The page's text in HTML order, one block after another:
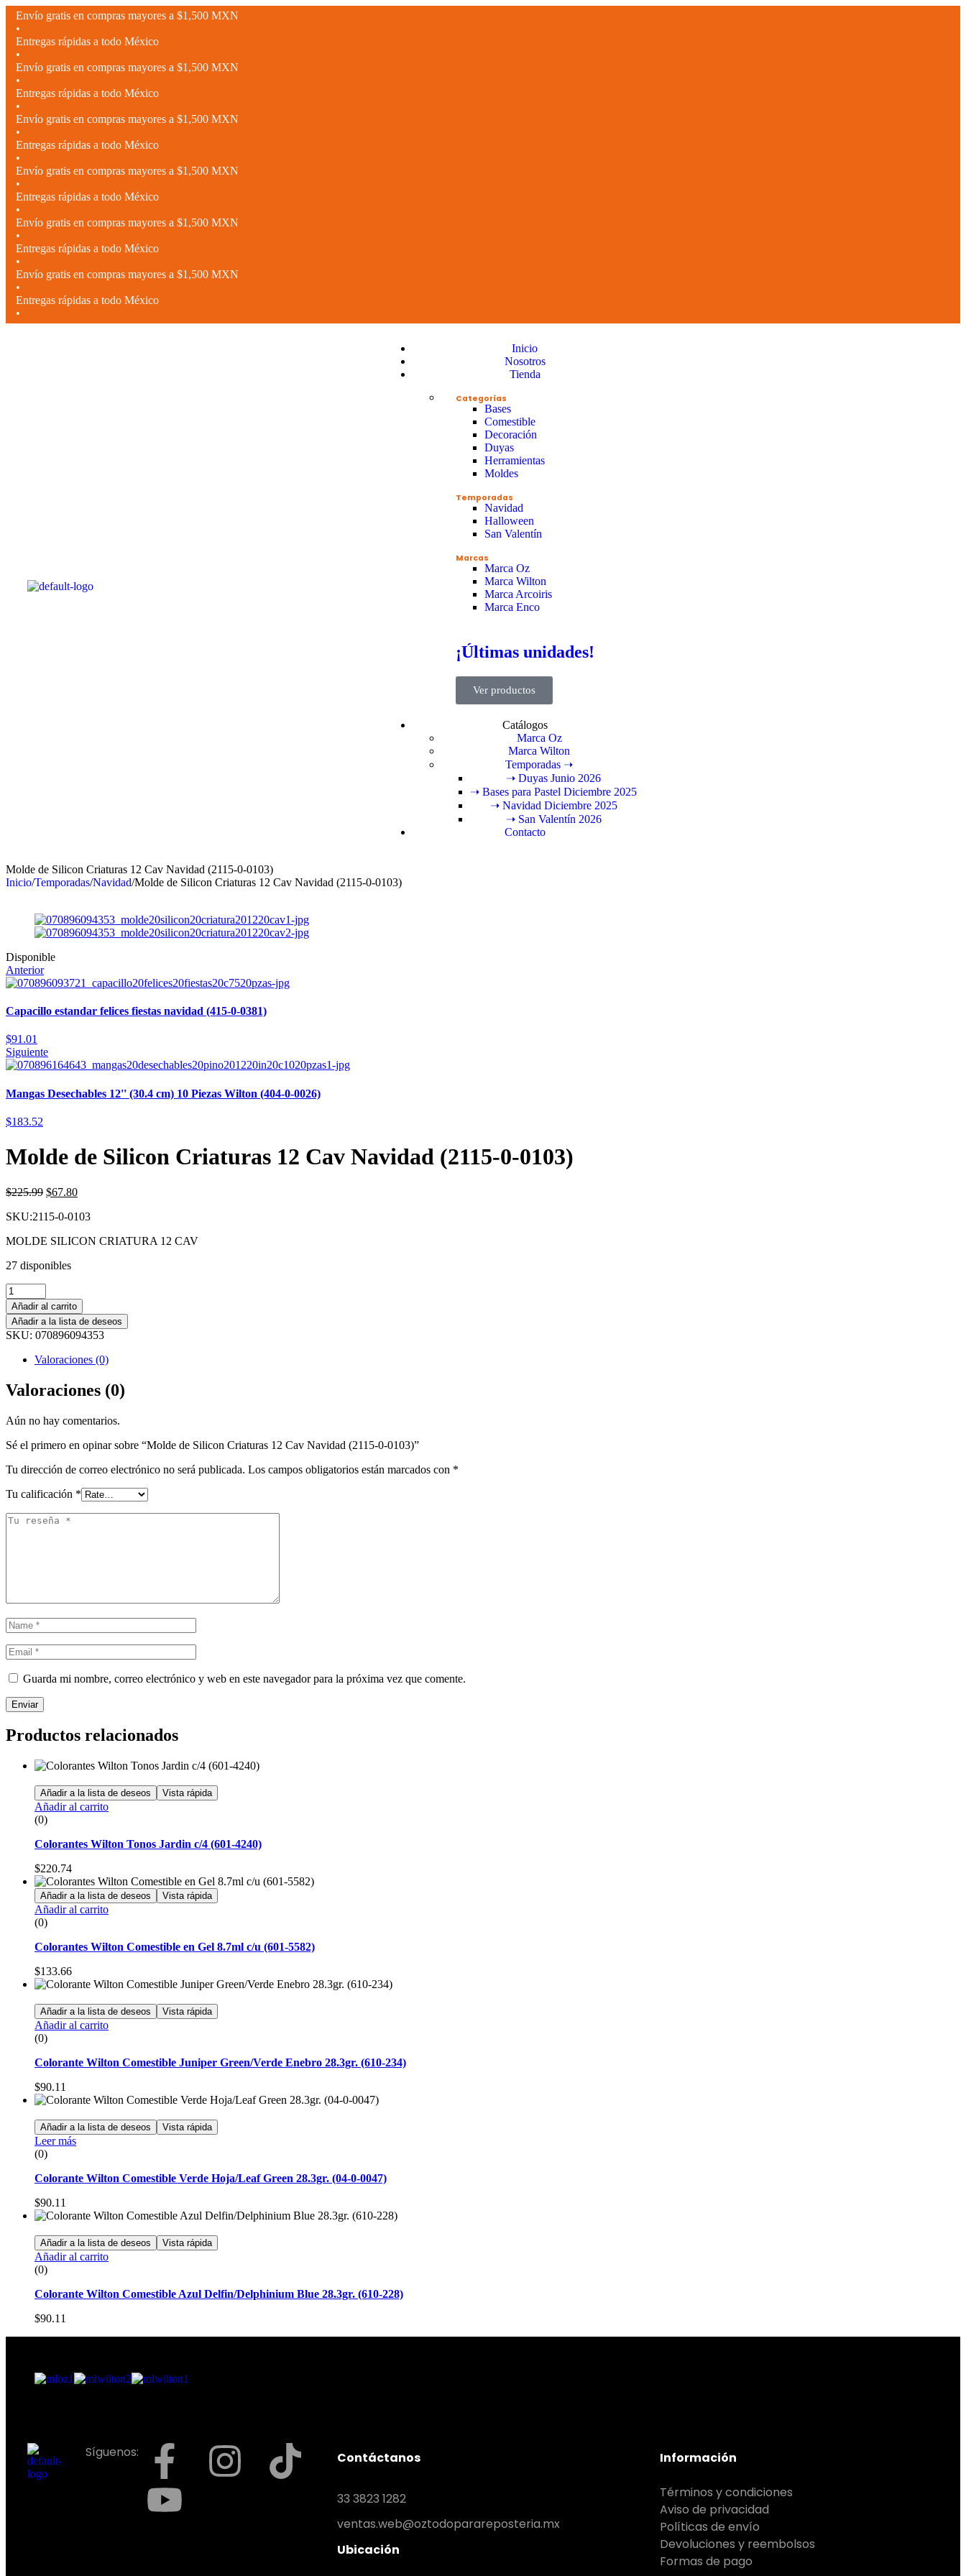
Envío gratis en compras mayores a $1,500 MXN
•
Entregas rápidas a todo México
•
Envío gratis en compras mayores a $1,500 MXN
•
Entregas rápidas a todo México
•
Envío gratis en compras mayores a $1,500 MXN
•
Entregas rápidas a todo México
•
Envío gratis en compras mayores a $1,500 MXN
•
Entregas rápidas a todo México
•
Envío gratis en compras mayores a $1,500 MXN
•
Entregas rápidas a todo México
•
Envío gratis en compras mayores a $1,500 MXN
•
Entregas rápidas a todo México
•
Inicio
Nosotros
Tienda
Categorías
Bases
Comestible
Decoración
Duyas
Herramientas
Moldes
Temporadas
Navidad
Halloween
San Valentín
Marcas
Marca Oz
Marca Wilton
Marca Arcoiris
Marca Enco
¡Últimas unidades!
Ver productos
Catálogos
Marca Oz
Marca Wilton
Temporadas ➝
➝ Duyas Junio 2026
➝ Bases para Pastel Diciembre 2025
➝ Navidad Diciembre 2025
➝ San Valentín 2026
Contacto
Molde de Silicon Criaturas 12 Cav Navidad (2115-0-0103)
Inicio/Temporadas/Navidad/Molde de Silicon Criaturas 12 Cav Navidad (2115-0-0103)
Disponible
Anterior
Capacillo estandar felices fiestas navidad (415-0-0381)
$91.01
Siguiente
Mangas Desechables 12'' (30.4 cm) 10 Piezas Wilton (404-0-0026)
$183.52
Molde de Silicon Criaturas 12 Cav Navidad (2115-0-0103)
$225.99 $67.80
SKU:2115-0-0103
MOLDE SILICON CRIATURA 12 CAV
27 disponibles
Añadir al carrito
Añadir a la lista de deseos
SKU: 070896094353
Valoraciones (0)
Valoraciones (0)
Aún no hay comentarios.
Sé el primero en opinar sobre “Molde de Silicon Criaturas 12 Cav Navidad (2115-0-0103)”
Tu dirección de correo electrónico no será publicada. Los campos obligatorios están marcados con *
Tu calificación *
Guarda mi nombre, correo electrónico y web en este navegador para la próxima vez que comente.
Enviar
Productos relacionados
Añadir a la lista de deseos Vista rápida
Añadir al carrito
(0)
Colorantes Wilton Tonos Jardin c/4 (601-4240)
$220.74
Añadir a la lista de deseos Vista rápida
Añadir al carrito
(0)
Colorantes Wilton Comestible en Gel 8.7ml c/u (601-5582)
$133.66
Añadir a la lista de deseos Vista rápida
Añadir al carrito
(0)
Colorante Wilton Comestible Juniper Green/Verde Enebro 28.3gr. (610-234)
$90.11
Añadir a la lista de deseos Vista rápida
Leer más
(0)
Colorante Wilton Comestible Verde Hoja/Leaf Green 28.3gr. (04-0-0047)
$90.11
Añadir a la lista de deseos Vista rápida
Añadir al carrito
(0)
Colorante Wilton Comestible Azul Delfin/Delphinium Blue 28.3gr. (610-228)
$90.11
Síguenos: Contáctanos
33 3823 1282
ventas.web@oztodoparareposteria.mx
Ubicación
Información
Términos y condiciones
Aviso de privacidad
Políticas de envío
Devoluciones y reembolsos
Formas de pago